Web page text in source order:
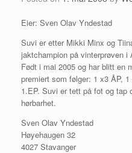
Eier: Sven Olav Yndestad
Suvi er etter Mikki Minx og
jaktchampion på vinterprøven i
Født i mai 2005 og har blitt en
premiert som følger: 1 x3 ÅP,
1.EP. Suvi er tett på fot og tap
hørbarhet.
Sven Olav Yndestad
Høyehaugen 32
4027 Stavanger